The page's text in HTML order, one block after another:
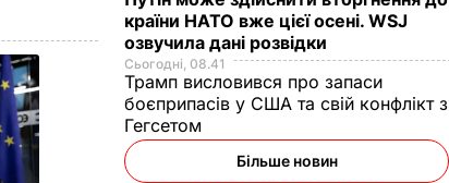
країни НАТО вже цієї осені. WSJ
озвучила дані розвідки
Сьогодні, 08.41
Трамп висловився про запаси
боєприпасів у США та свій конфлікт з
Гегсетом
Більше новин